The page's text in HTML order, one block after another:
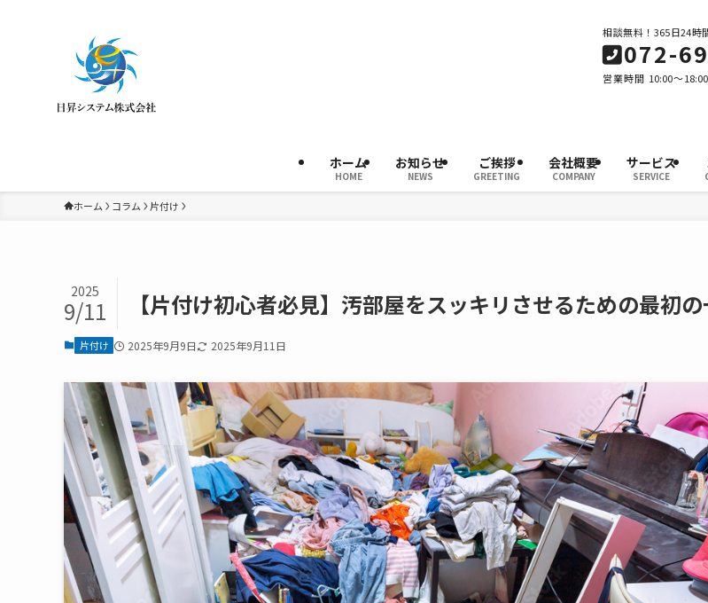
相談無料！365日24時
072-
営業時間 10:00～
ホーム
HOME
お知らせ
NEWS
ご挨拶
GREETING
会社概要
COMPANY
サービス
SERVICE
ホーム コラム 片付け
【片付け初心者必見】汚部屋をスッキリさせるための最初
2025
9/11
片付け 2025年9月9日 2025年9月11日